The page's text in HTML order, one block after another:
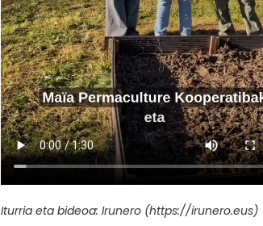
Iturria eta bideoa: Irunero (https://irunero.eus)